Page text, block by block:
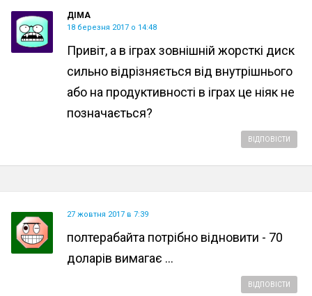
ДІМА
18 березня 2017 о 14:48
Привіт, а в іграх зовнішній жорсткі диск
сильно відрізняється від внутрішнього
або на продуктивності в іграх це ніяк не
позначається?
ВІДПОВІСТИ
27 жовтня 2017 в 7:39
полтерабайта потрібно відновити - 70
доларів вимагає ...
ВІДПОВІСТИ